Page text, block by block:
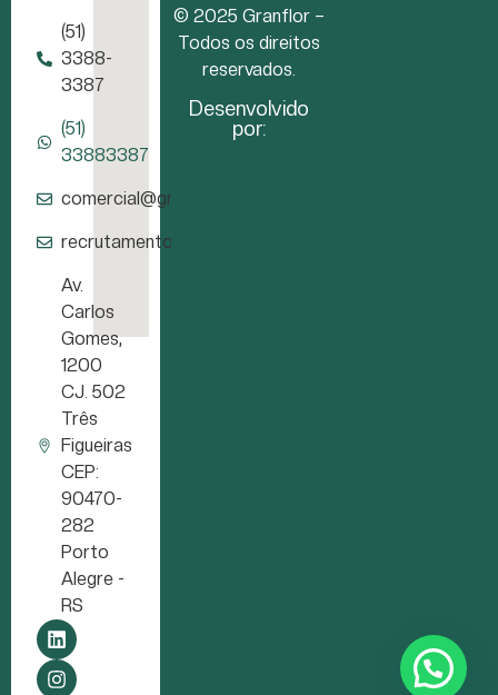
(51)
3388-
3387
(51)
33883387
comercial@granflor.com.br
recrutamento@granflor.com.br
Av.
Carlos
Gomes,
1200
CJ. 502
Três
Figueiras
CEP:
90470-
282
Porto
Alegre -
RS
© 2025 Granflor –
Todos os direitos
reservados.
Desenvolvido
por: